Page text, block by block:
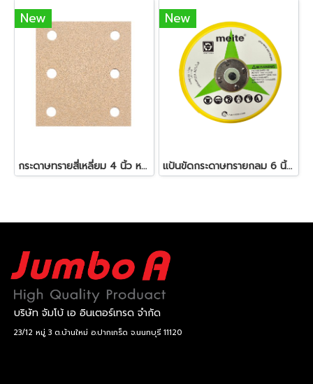
New
กระดาษทรายสี่เหลี่ยม 4 นิ้ว หลังสักหลาด
New
แป้นขัดกระดาษทรายกลม 6 นิ้ว แบบธรรมดา และแบบดูด
บริษัท จัมโบ้ เอ อินเตอร์เทรด จำกัด
23/12 หมู่ 3 ต.บ้านใหม่ อ.ปากเกร็ด จ.นนทบุรี 11120